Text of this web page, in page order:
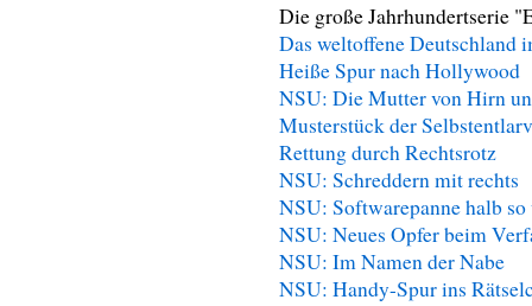
Die große Jahrhundertserie
Das weltoffene Deutschland
Heiße Spur nach Hollywood
NSU: Die Mutter von Hirn
Musterstück der
Rettung durch Rechtsrotz
NSU: Schreddern mit rechts
NSU: Softwarepanne halb
NSU: Neues Opfer beim
NSU: Im Namen der Nabe
NSU: Handy-Spur ins